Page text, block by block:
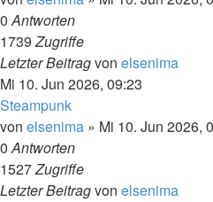
0Antworten
1739Zugriffe
Letzter Beitragvon elsenima
Mi 10. Jun 2026, 09:23
Steampunk
von elsenima » Mi 10. Jun 2026,
0Antworten
1527Zugriffe
Letzter Beitragvon elsenima